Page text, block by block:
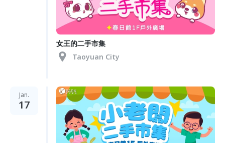
女王的二手市集
Taoyuan City
Jan.
17